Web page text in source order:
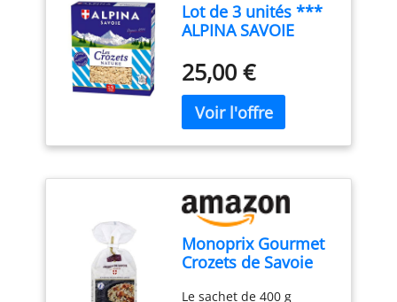
Lot de 3 unités ***
ALPINA SAVOIE
25,00 €
Monoprix Gourmet
Crozets de Savoie
Le sachet de 400 g